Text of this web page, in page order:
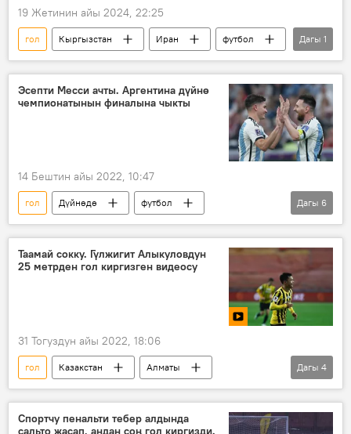
19 Жетинин айы 2024, 22:25
гол Кыргызстан Иран
футбол
Спорт
Дагы 1
Эсепти Месси ачты. Аргентина дүйнө
чемпионатынын финалына чыкты
14 Бештин айы 2022, 10:47
гол Дүйнөдө
футбол
чемпионат
Лионель Месси
Катар
Аргентина
Хорватия Спорт
Дагы 6
Таамай сокку. Гүлжигит Алыкуловдун
25 метрден гол киргизген видеосу
31 Тогуздун айы 2022, 18:06
гол Казакстан
Алматы
футбол
Спорт
оюн
Дагы 4
Спортчу пенальти тебер алдында
сальто жасап, андан соң гол киргизди.